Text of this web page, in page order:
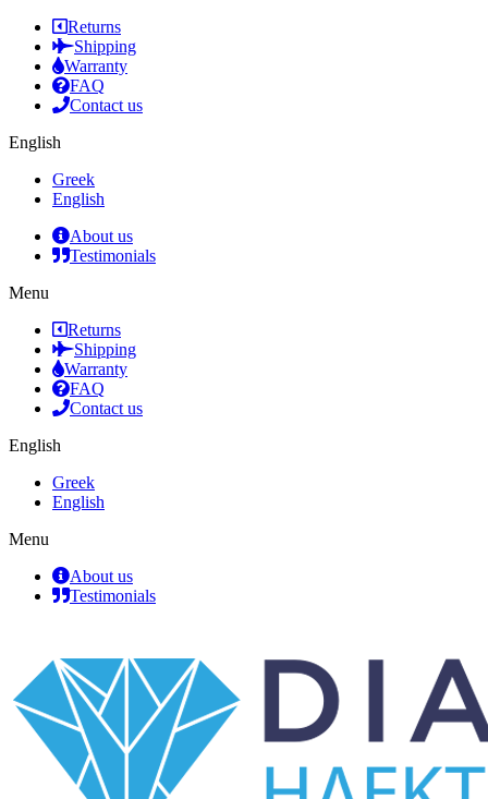
Returns
Shipping
Warranty
FAQ
Contact us
English
Greek
English
About us
Testimonials
Menu
Returns
Shipping
Warranty
FAQ
Contact us
English
Greek
English
Menu
About us
Testimonials